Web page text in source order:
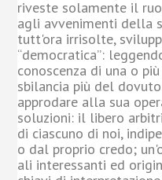
riveste solamente il
agli avvenimenti della
tutt'ora irrisolte,
“democratica”:
conoscenza di una o
sbilancia più del
approdare alla sua
soluzioni: il libero
di ciascuno di noi,
o dal proprio credo;
ali interessanti ed